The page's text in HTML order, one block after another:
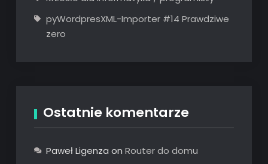
pyWordpresXML-Importer #14 Prawdziwe
zero
Ostatnie komentarze
Paweł Ligenza on Router do domu